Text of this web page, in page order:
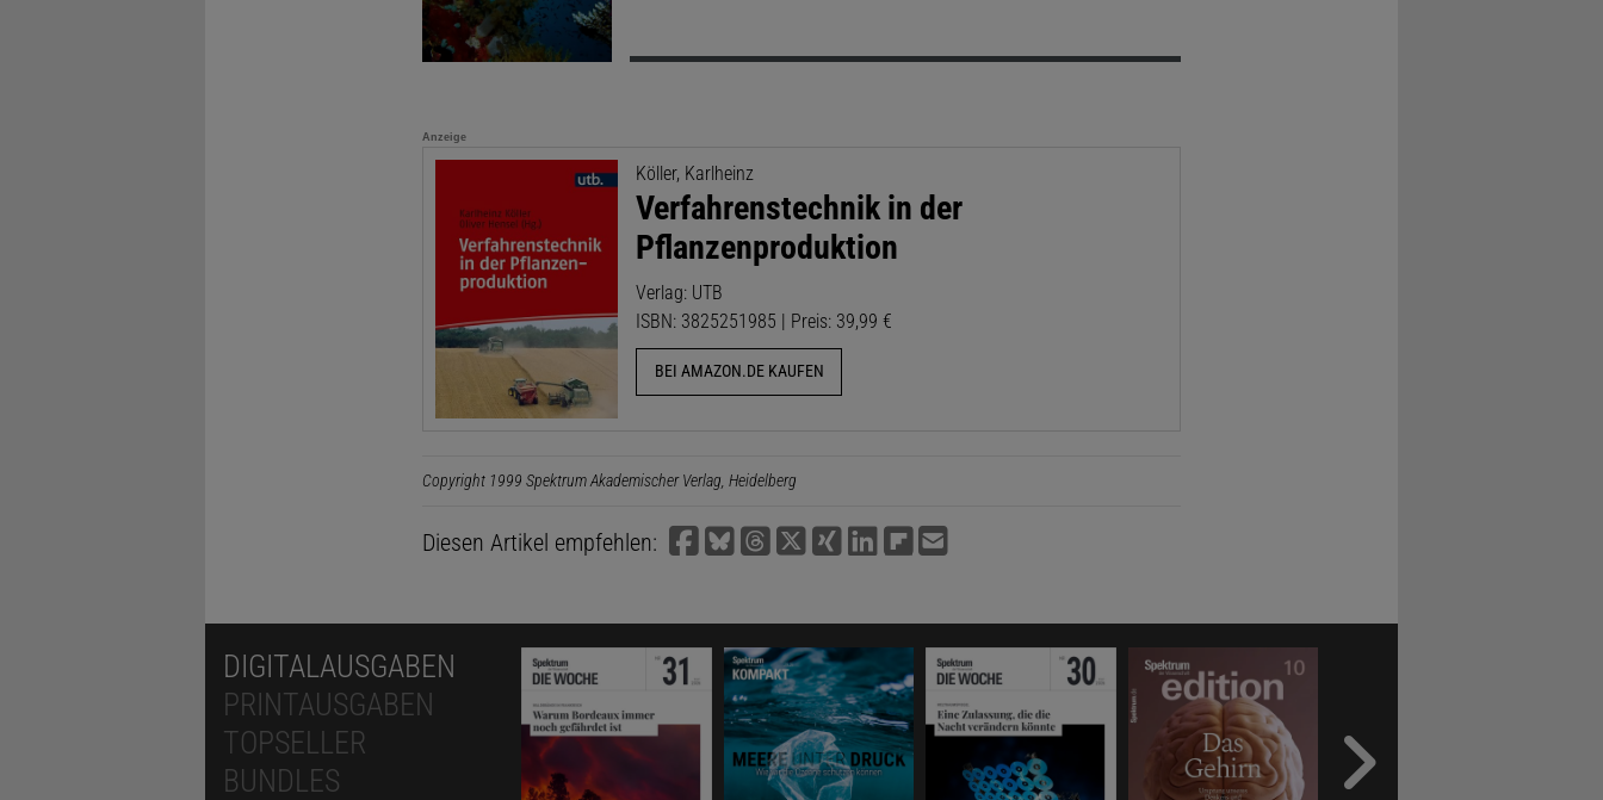
Anzeige
Köller, Karlheinz
Verfahrenstechnik in der
Pflanzenproduktion
Verlag: UTB
ISBN: 3825251985 | Preis: 39,99 €
BEI AMAZON.DE KAUFEN
Copyright 1999 Spektrum Akademischer Verlag, Heidelberg
Diesen Artikel empfehlen:
DIGITALAUSGABEN
PRINTAUSGABEN
TOPSELLER
BUNDLES